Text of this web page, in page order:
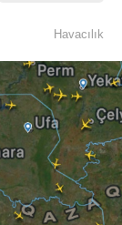
Havacılık